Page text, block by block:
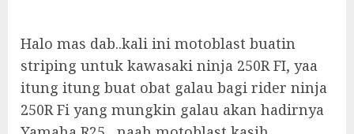
Halo mas dab..kali ini motoblast buatin
striping untuk kawasaki ninja 250R FI, yaa
itung itung buat obat galau bagi rider ninja
250R Fi yang mungkin galau akan hadirnya